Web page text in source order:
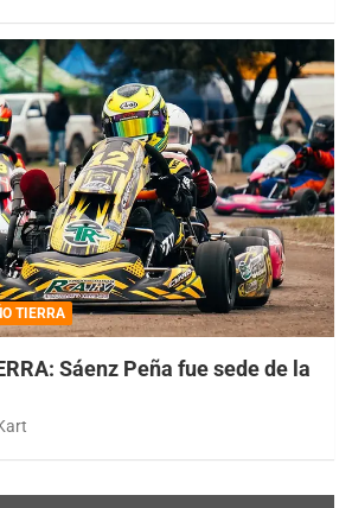
TIERRA
Sáenz Peña fue sede de la